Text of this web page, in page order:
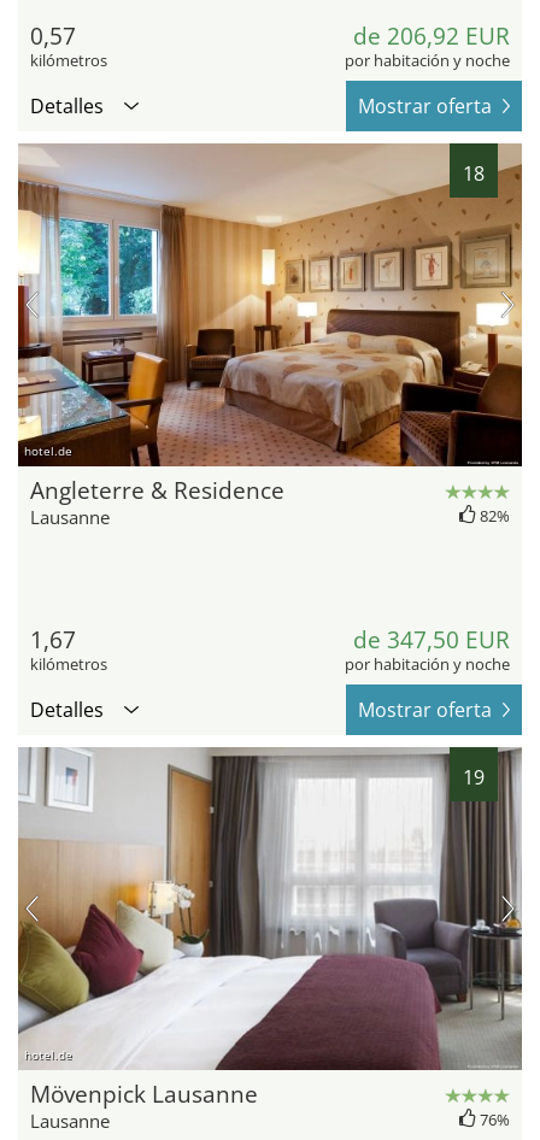
0,57
kilómetros
de 206,92 EUR
por habitación y noche
Detalles Mostrar oferta
18
hotel.de
Angleterre & Residence
Lausanne 82%
1,67
kilómetros
de 347,50 EUR
por habitación y noche
Detalles Mostrar oferta
19
hotel.de
Mövenpick Lausanne
Lausanne 76%